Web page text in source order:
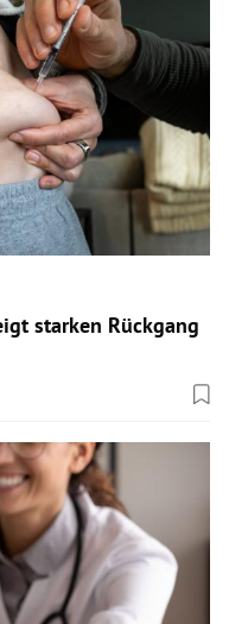
starken Rückgang